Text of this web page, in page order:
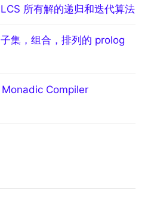
LCS 所有解的递归和迭代算法
子集，组合，排列的 prolog
Monadic Compiler